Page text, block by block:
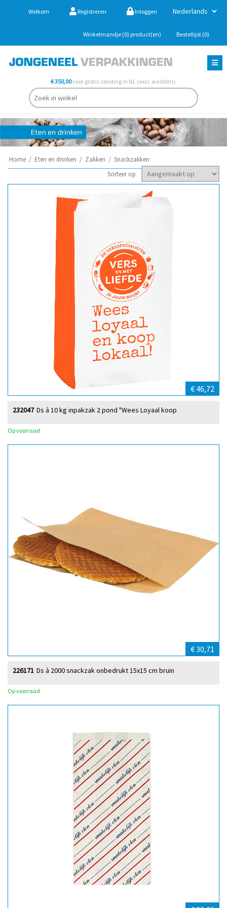
Welkom Registreren Inloggen
Winkelmandje (0) product(en) Bestellijst (0)
€ 350,00voor gratis zending in NL (excl. wadden).
Home / Eten en drinken / Zakken / Snackzakken
Sorteer op
€ 46,72
Ds à 10 kg inpakzak 2 pond "Wees Loyaal koop
232047
Op voorraad
€ 30,71
Ds à 2000 snackzak onbedrukt 15x15 cm bruin
226171
Op voorraad